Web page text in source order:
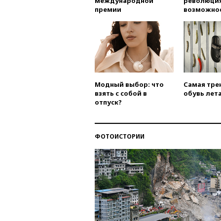
премии
Модный выбор: что
взять с собой в
отпуск?
Самая
обувь
ФОТОИСТОРИИ